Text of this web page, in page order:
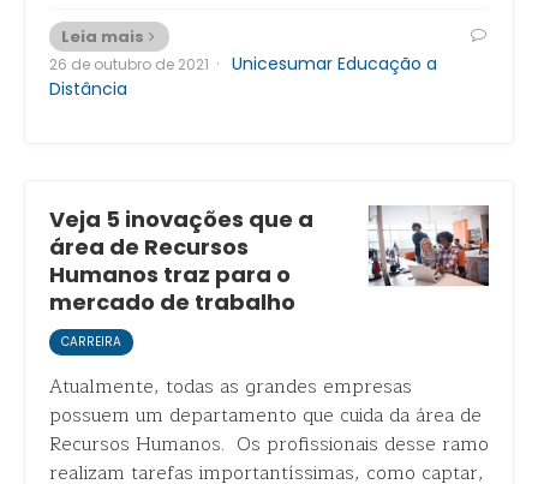
Leia mais
26 de outubro de 2021 · Unicesumar Educação a
Distância
Veja 5 inovações que a
área de Recursos
Humanos traz para o
mercado de trabalho
CARREIRA
Atualmente, todas as grandes empresas
possuem um departamento que cuida da área de
Recursos Humanos. Os profissionais desse ramo
realizam tarefas importantíssimas, como captar,